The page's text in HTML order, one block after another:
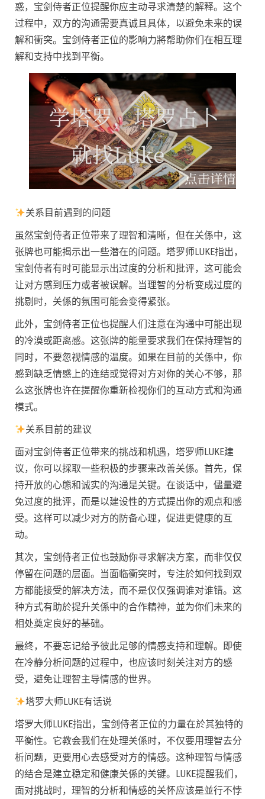
惑，宝剑侍者正位提醒你应主动寻求清楚的解释。这个
过程中，双方的沟通需要真诚且具体，以避免未来的误
解和衝突。宝剑侍者正位的影响力將帮助你们在相互理
解和支持中找到平衡。
关系目前遇到的问题
虽然宝剑侍者正位带来了理智和清晰，但在关係中，这
张牌也可能揭示出一些潜在的问题。塔罗师LUKE指出，
宝剑侍者有时可能显示出过度的分析和批评，这可能会
让对方感到压力或者被误解。当理智的分析变成过度的
挑剔时，关係的氛围可能会变得紧张。
此外，宝剑侍者正位也提醒人们注意在沟通中可能出现
的冷漠或距离感。这张牌的能量要求我们在保持理智的
同时，不要忽视情感的温度。如果在目前的关係中，你
感到缺乏情感上的连结或觉得对方对你的关心不够，那
么这张牌也许在提醒你重新检视你们的互动方式和沟通
模式。
关系目前的建议
面对宝剑侍者正位带来的挑战和机遇，塔罗师LUKE建
议，你可以採取一些积极的步骤来改善关係。首先，保
持开放的心態和诚实的沟通是关键。在谈话中，儘量避
免过度的批评，而是以建设性的方式提出你的观点和感
受。这样可以减少对方的防备心理，促进更健康的互
动。
其次，宝剑侍者正位也鼓励你寻求解决方案，而非仅仅
停留在问题的层面。当面临衝突时，专注於如何找到双
方都能接受的解决方法，而不是仅仅强调谁对谁错。这
种方式有助於提升关係中的合作精神，並为你们未来的
相处奠定良好的基础。
最终，不要忘记给予彼此足够的情感支持和理解。即使
在冷静分析问题的过程中，也应该时刻关注对方的感
受，避免让理智主导情感的世界。
塔罗大师LUKE有话说
塔罗大师LUKE指出，宝剑侍者正位的力量在於其独特的
平衡性。它教会我们在处理关係时，不仅要用理智去分
析问题，更要用心去感受对方的情感。这种理智与情感
的结合是建立稳定和健康关係的关键。LUKE提醒我们，
面对挑战时，理智的分析和情感的关怀应该是並行不悖